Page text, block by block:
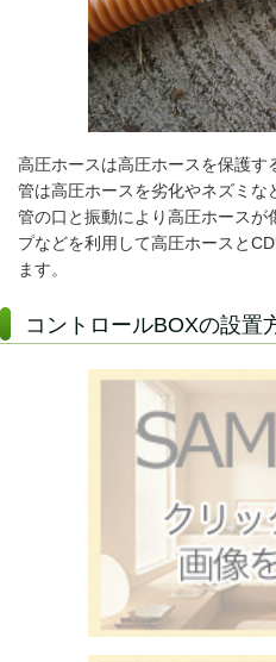
高圧ホースは高圧ホースを保護
管は高圧ホースを劣化やネズミ
管の口と振動により高圧ホースが
プなどを利用して高圧ホースと
ます。
コントロールBOXの設置